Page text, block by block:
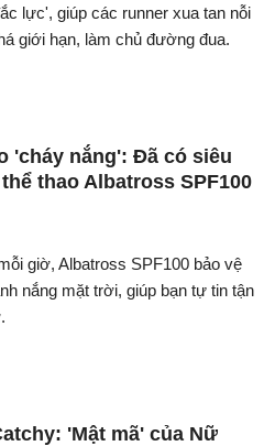
lực', giúp các runner xua tan nỗi
giới hạn, làm chủ đường đua.
'cháy nắng': Đã có siêu
thao Albatross SPF100
giờ, Albatross SPF100 bảo vệ
nắng mặt trời, giúp bạn tự tin tận
'Mật mã' của Nữ